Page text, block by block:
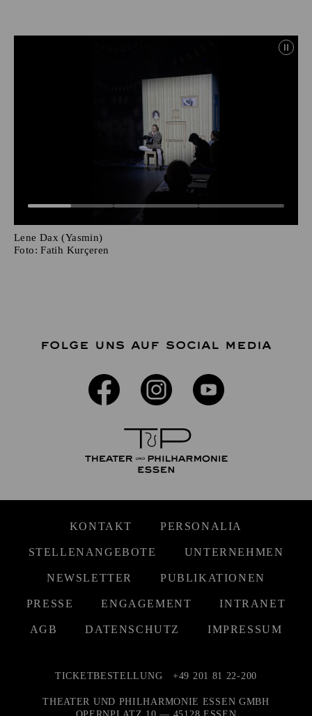
Lene Dax (Yasmin)
Foto: Fatih Kurçeren
FOLGE UNS AUF SOCIAL MEDIA
KONTAKT PERSONALIA
STELLENANGEBOTE UNTERNEHMEN
NEWSLETTER PUBLIKATIONEN
PRESSE ENGAGEMENT INTRANET
AGB DATENSCHUTZ IMPRESSUM
TICKETBESTELLUNG +49 201 81 22-200
THEATER UND PHILHARMONIE ESSEN GMBH